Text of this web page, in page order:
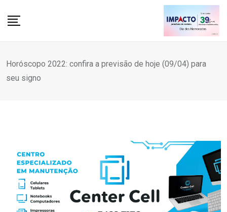
Horóscopo 2022: confira a previsão de hoje (09/04) para
seu signo